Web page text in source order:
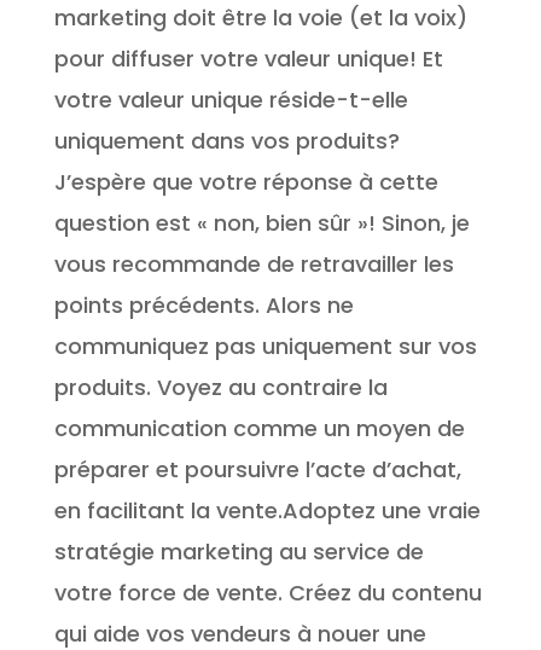
marketing doit être la voie (et la voix)
pour diffuser votre valeur unique! Et
votre valeur unique réside-t-elle
uniquement dans vos produits?
J’espère que votre réponse à cette
question est « non, bien sûr »! Sinon, je
vous recommande de retravailler les
points précédents. Alors ne
communiquez pas uniquement sur vos
produits. Voyez au contraire la
communication comme un moyen de
préparer et poursuivre l’acte d’achat,
en facilitant la vente.Adoptez une vraie
stratégie marketing au service de
votre force de vente. Créez du contenu
qui aide vos vendeurs à nouer une